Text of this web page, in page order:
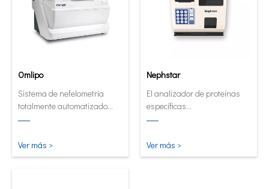
Omlipo
Sistema de nefelometría
totalmente automatizado
para laboratorios de
medio a alto.
Ver más >
Nephstar
El analizador de proteínas
específicas
semiautomatizado más
Ver más >